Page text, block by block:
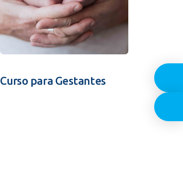
Curso para Gestantes